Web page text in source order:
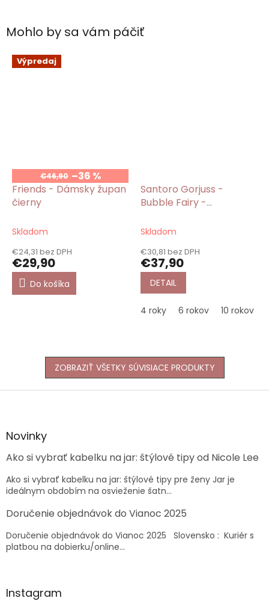
Mohlo by sa vám páčiť
Výpredaj
€46,90 –36 %
Friends - Dámsky župan
čierny
Skladom
€24,31 bez DPH
€29,90
Do košíka
Santoro Gorjuss -
Bubble Fairy -
kapucňou modrý
Skladom
€30,81 bez DPH
€37,90
DETAIL
4 roky 6 rokov 10 rokov
ZOBRAZIŤ VŠETKY SÚVISIACE PRODUKTY
Z
äNovinky
Ako si vybrať kabelku na jar: štýlové tipy od Nicole Lee
Ako si vybrať kabelku na jar: štýlové tipy pre ženy Jar je
ideálnym obdobím na osvieženie šatn...
Doručenie objednávok do Vianoc 2025
Doručenie objednávok do Vianoc 2025 Slovensko : Kuriér s
platbou na dobierku/online...
Instagram